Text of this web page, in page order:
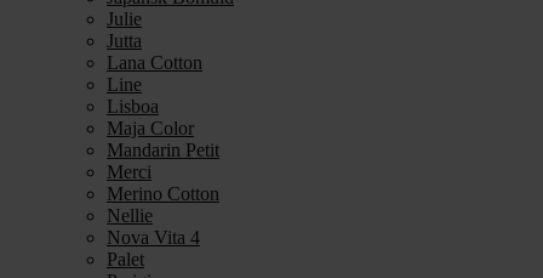
Julie
Jutta
Lana Cotton
Line
Lisboa
Maja Color
Mandarin Petit
Merci
Merino Cotton
Nellie
Nova Vita 4
Palet